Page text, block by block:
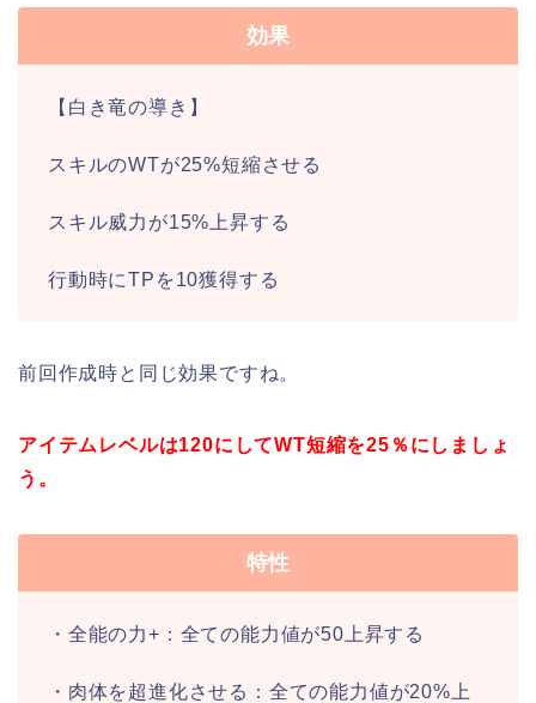
効果
【白き竜の導き】
スキルのWTが25%短縮させる
スキル威力が15%上昇する
行動時にTPを10獲得する
前回作成時と同じ効果ですね。
アイテムレベルは120にしてWT短縮を25％にしましょ
う。
特性
・全能の力+：全ての能力値が50上昇する
・肉体を超進化させる：全ての能力値が20%上